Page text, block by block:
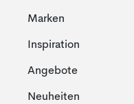
Marken
Inspiration
Angebote
Neuheiten